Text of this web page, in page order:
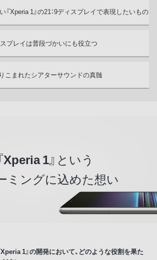
『Xperia 1』の21：9ディスプレイで表現したいもの
プレイは普段づかいにも役立つ
りこまれたシアターサウンドの真髄
Xperia 1』という
ミングに込めた想い
1』の開発において、どのような役割を果た